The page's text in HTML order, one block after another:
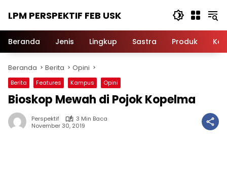
LPM PERSPEKTIF FEB USK
Beranda Jenis Lingkup Sastra Produk
Beranda Berita Opini
Berita Features Kampus Opini
Bioskop Mewah di Pojok Kopelma
Perspektif
3 Min Baca
November 30, 2019